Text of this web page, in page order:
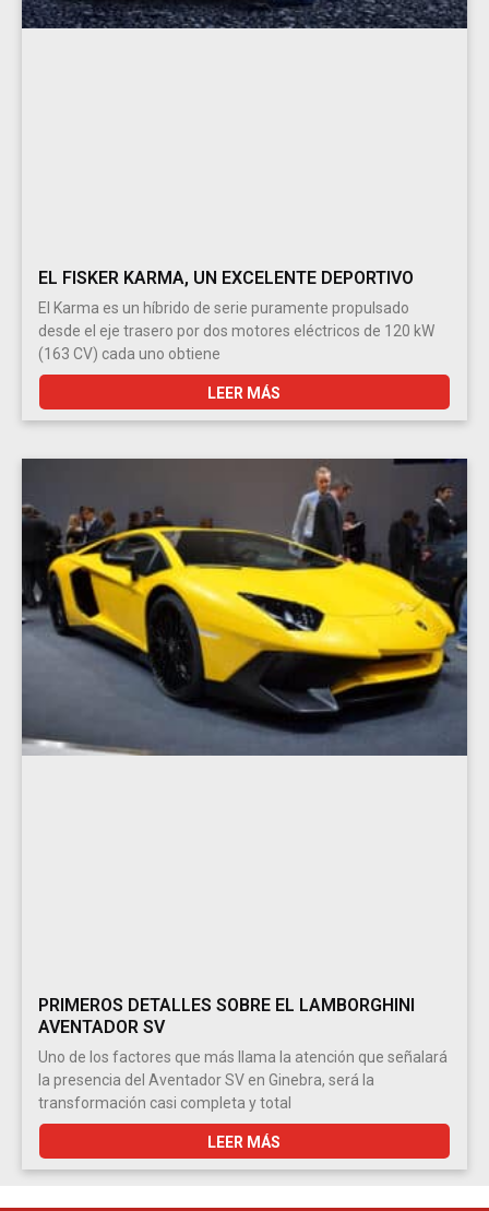
EL FISKER KARMA, UN EXCELENTE DEPORTIVO
El Karma es un híbrido de serie puramente propulsado
desde el eje trasero por dos motores eléctricos de 120 kW
(163 CV) cada uno obtiene
LEER MÁS
PRIMEROS DETALLES SOBRE EL LAMBORGHINI
AVENTADOR SV
Uno de los factores que más llama la atención que señalará
la presencia del Aventador SV en Ginebra, será la
transformación casi completa y total
LEER MÁS